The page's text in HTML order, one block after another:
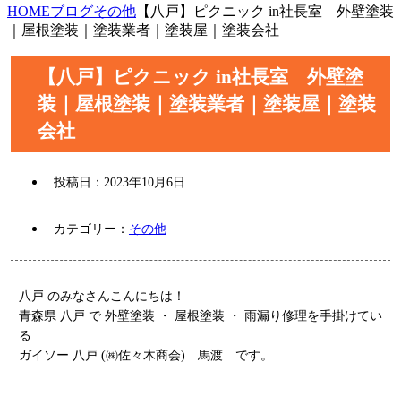
HOMEブログその他 【八戸】ピクニック in社長室 外壁塗装
｜屋根塗装｜塗装業者｜塗装屋｜塗装会社
【八戸】ピクニック in社長室 外壁塗
装｜屋根塗装｜塗装業者｜塗装屋｜塗装
会社
投稿日： 2023年10月6日
カテゴリー： その他
八戸 のみなさんこんにちは！
青森県 八戸 で 外壁塗装 ・ 屋根塗装 ・ 雨漏り修理を手掛けてい
る
ガイソー 八戸 (㈱佐々木商会) 馬渡 です。